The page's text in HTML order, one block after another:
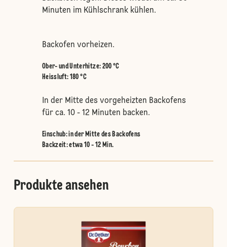
Minuten im Kühlschrank kühlen.
Backofen vorheizen.
Ober- und Unterhitze: 200 °C
Heissluft: 180 °C
In der Mitte des vorgeheizten Backofens
für ca. 10 - 12 Minuten backen.
Einschub:in der Mitte des Backofens
Backzeit: etwa 10 - 12 Min.
Produkte ansehen